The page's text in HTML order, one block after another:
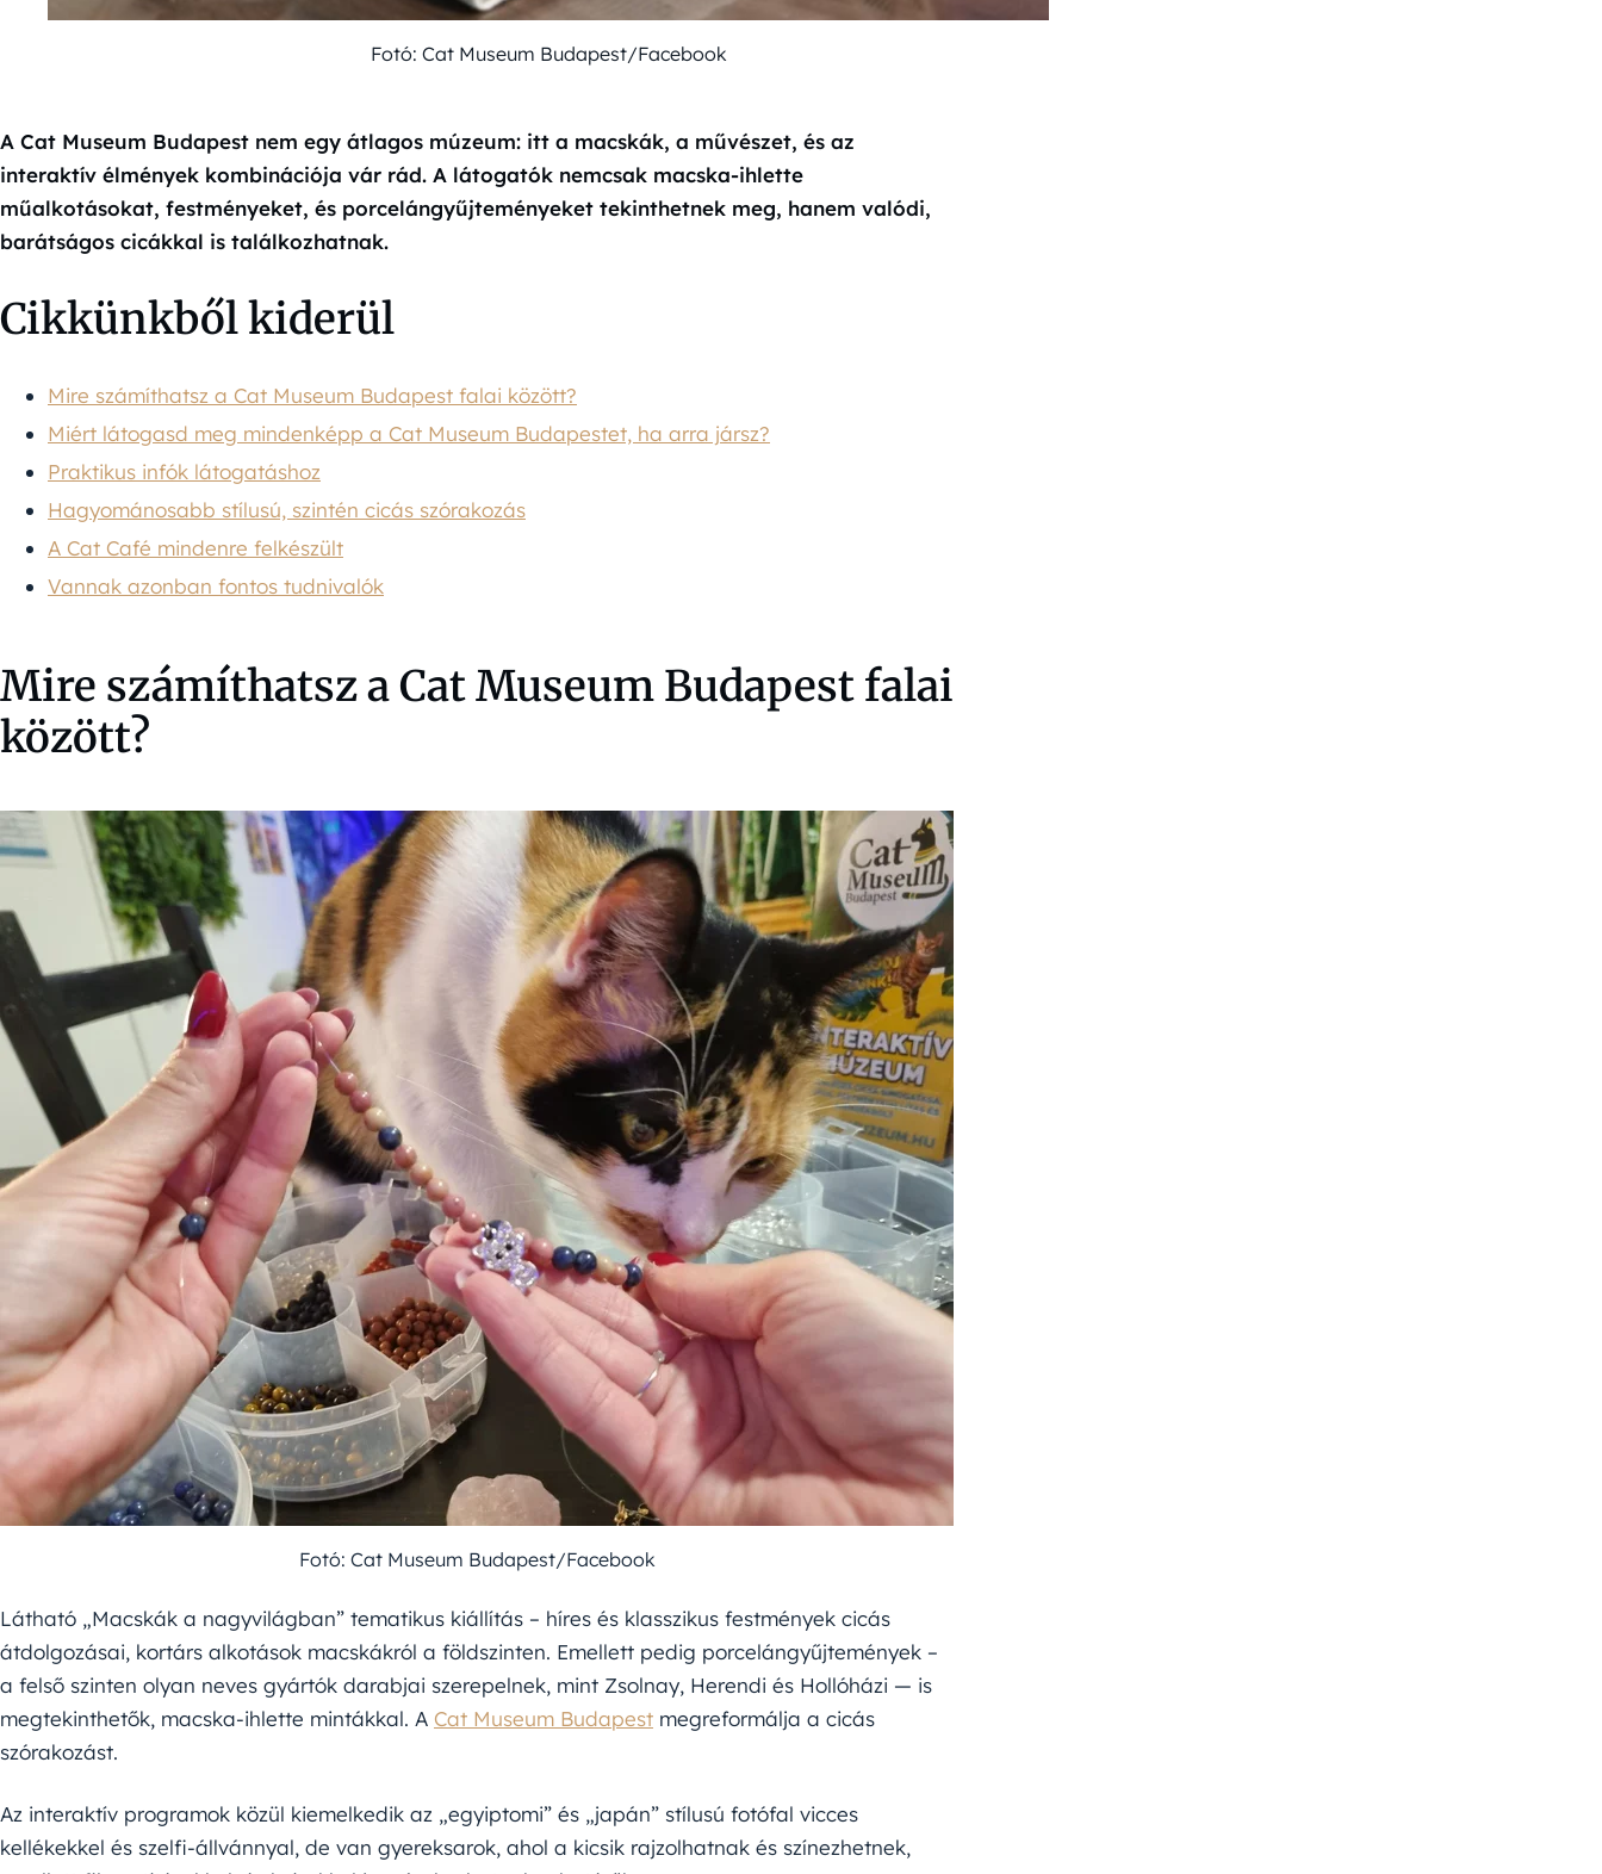
Fotó: Cat Museum Budapest/Facebook
A Cat Museum Budapest nem egy átlagos múzeum: itt a macskák, a művészet, és az
interaktív élmények kombinációja vár rád. A látogatók nemcsak macska-ihlette
műalkotásokat, festményeket, és porcelángyűjteményeket tekinthetnek meg, hanem valódi,
barátságos cicákkal is találkozhatnak.
Cikkünkből kiderül
Mire számíthatsz a Cat Museum Budapest falai között?
Miért látogasd meg mindenképp a Cat Museum Budapestet, ha arra jársz?
Praktikus infók látogatáshoz
Hagyománosabb stílusú, szintén cicás szórakozás
A Cat Café mindenre felkészült
Vannak azonban fontos tudnivalók
Mire számíthatsz a Cat Museum Budapest falai
között?
Fotó: Cat Museum Budapest/Facebook
Látható „Macskák a nagyvilágban” tematikus kiállítás – híres és klasszikus festmények cicás
átdolgozásai, kortárs alkotások macskákról a földszinten. Emellett pedig porcelángyűjtemények –
a felső szinten olyan neves gyártók darabjai szerepelnek, mint Zsolnay, Herendi és Hollóházi — is
megtekinthetők, macska-ihlette mintákkal. A Cat Museum Budapest megreformálja a cicás
szórakozást.
Az interaktív programok közül kiemelkedik az „egyiptomi” és „japán” stílusú fotófal vicces
kellékekkel és szelfi-állvánnyal, de van gyereksarok, ahol a kicsik rajzolhatnak és színezhetnek,